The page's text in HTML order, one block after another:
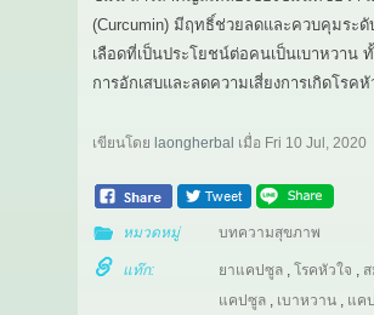
(Curcumin) มีฤทธิ์ช่วยลดและควบคุมระดั
เลือดที่เป็นประโยชน์ต่อคนเป็นเบาหวาน
การอักเสบและลดความเสี่ยงการเกิดโรคหั
เขียนโดย laongherbal เมื่อ Fri 10 Jul, 2020
หมวดหมู่ บทความสุขภาพ
แท๊ก: ยาแคปซูล, โรคหัวใจ
แคปซูล, เบาหวาน,
แค